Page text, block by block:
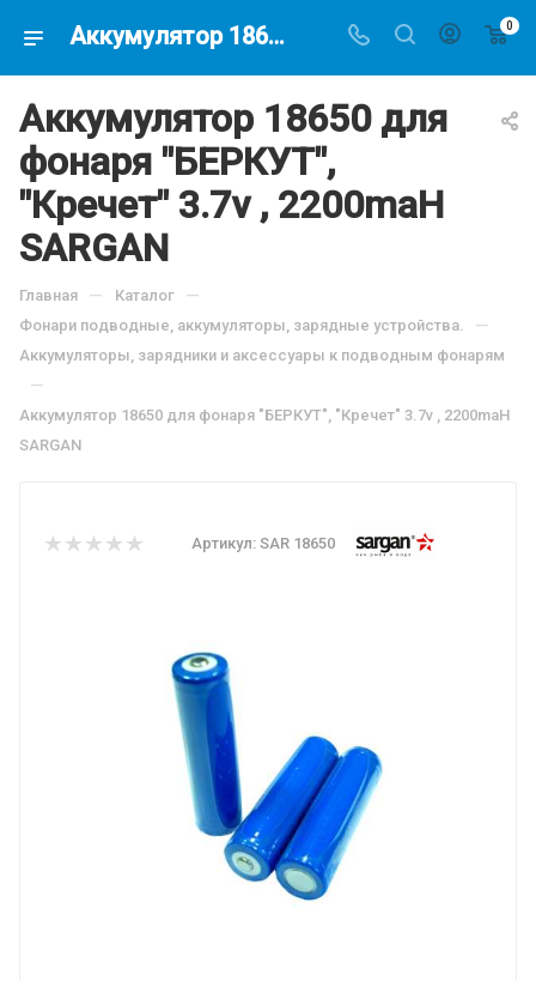
Аккумулятор 18650 для фонаря "БЕРКУТ", "Кречет" 3.7v , 2200maH SARGAN, по цене 380.8 руб, купить в интернет-магазине подводной охоты Водолаз.РФ в Москве. - 0
Аккумулятор 18650 для
фонаря "БЕРКУТ",
"Кречет" 3.7v , 2200maH
SARGAN
Главная — Каталог —
Фонари подводные, аккумуляторы, зарядные устройства. —
Аккумуляторы, зарядники и аксессуары к подводным фонарям
—
Аккумулятор 18650 для фонаря "БЕРКУТ", "Кречет" 3.7v , 2200maH
SARGAN
Артикул: SAR 18650